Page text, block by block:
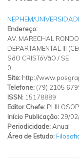
NEPHEM/
Endereço:
AV. MARECHAL
DEPARTAMENTAL III
SãO CRISTóVãO / SE
0
Site: http://
Telefone: (79) 2105
ISSN: 15178889
Editor Chefe:
Início Publicação: 29/
Periodicidade:Anual
Área de Estudo: